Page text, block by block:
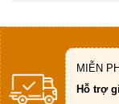
MIỄN
Hỗ trợ